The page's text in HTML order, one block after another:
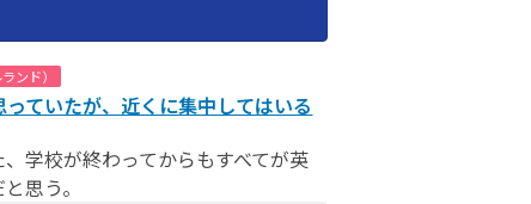
ンド）
ていたが、近くに集中してはいる
学校が終わってからもすべてが英
思う。